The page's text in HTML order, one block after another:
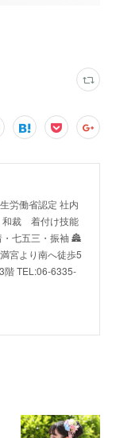
働省認定 社内
和裁 着付け技能
七五三・振袖 🏯
宮より南へ徒歩5
階 TEL:06-6335-